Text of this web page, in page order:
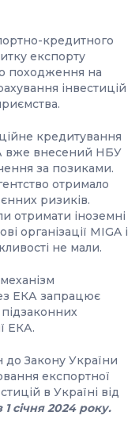
кредитного
експорту
походження на
інвестицій
кредитування
вже внесений НБУ
за позиками.
отримало
ризиків.
отримати іноземні
організації MIGA і
не мали.
ЕКА запрацює
ЕКА.
до Закону України
експортної
в Україні від
1 січня 2024 року.